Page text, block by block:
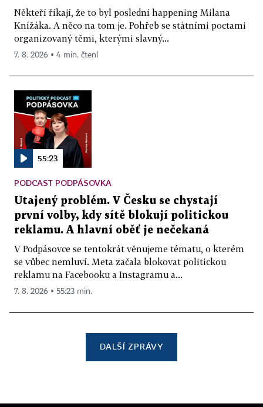
Někteří říkají, že to byl poslední happening Milana
Knížáka. A něco na tom je. Pohřeb se státními poctami
organizovaný těmi, kterými slavný...
7. 8. 2026 ▪ 4 min. čtení
55:23
PODCAST PODPÁSOVKA
Utajený problém. V Česku se chystají
první volby, kdy sítě blokují politickou
reklamu. A hlavní oběť je nečekaná
V Podpásovce se tentokrát věnujeme tématu, o kterém
se vůbec nemluví. Meta začala blokovat politickou
reklamu na Facebooku a Instagramu a...
7. 8. 2026 ▪ 55:23 min.
DALŠÍ ZPRÁVY